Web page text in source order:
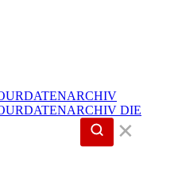
DIE
✕